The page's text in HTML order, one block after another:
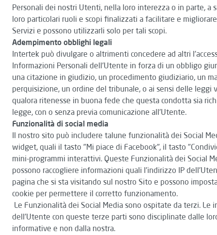
Personali dei nostri Utenti, nella loro interezza o in parte, a
loro particolari ruoli e scopi finalizzati a facilitare e
Servizi e possono utilizzarli solo per tali scopi.
Adempimento obblighi legali
Intertek può divulgare o altrimenti concedere ad altri
Informazioni Personali dell'Utente in forza di un obbligo
una citazione in giudizio, un procedimento giudiziario, un
perquisizione, un ordine del tribunale, o ai sensi delle leggi
qualora ritenesse in buona fede che questa condotta sia
legge, con o senza previa comunicazione all'Utente.
Funzionalità di social media
Il nostro sito può includere talune funzionalità dei Social
widget, quali il tasto "Mi piace di Facebook", il tasto
mini-programmi interattivi. Queste Funzionalità dei Social
possono raccogliere informazioni quali l'indirizzo IP
pagina che si sta visitando sul nostro Sito e possono
cookie per permettere il corretto funzionamento.
Le Funzionalità dei Social Media sono ospitate da terzi. Le
dell'Utente con queste terze parti sono disciplinate dalle
informative e non dalla nostra.